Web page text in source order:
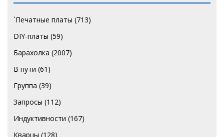
`Печатные платы (713)
DIY-платы (59)
Барахолка (2007)
В пути (61)
Группа (39)
Запросы (112)
Индуктивности (167)
Кварцы (128)